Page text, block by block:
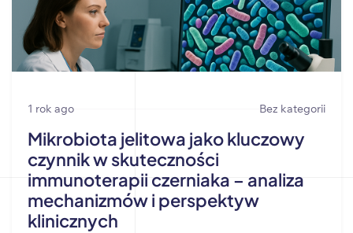
1 rok ago Bez kategorii
Mikrobiota jelitowa jako kluczowy
czynnik w skuteczności
immunoterapii czerniaka – analiza
mechanizmów i perspektyw
klinicznych